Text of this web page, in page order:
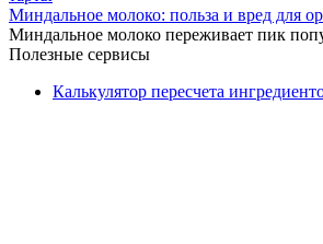
Миндальное молоко: польза и вред для
Миндальное молоко переживает пик
Полезные сервисы
Калькулятор пересчета